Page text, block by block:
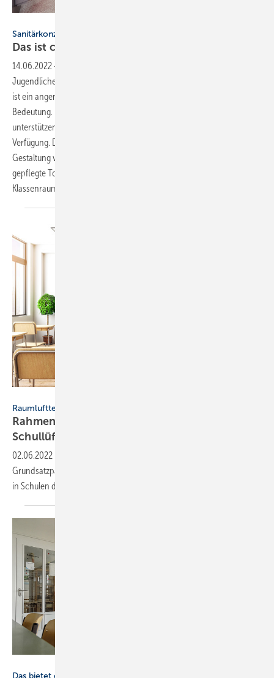
Sanitärkonzepte für Schultoiletten
Das ist chillig,
14.06.2022 -
Jugendliche verbringen einen Großteil ihrer Zeit in der Schule. Daher
ist ein angenehmes und angemessenes Lernumfeld von besonderer
Bedeutung. Um Planer und Architekten beim Bau von Schulen zu
unterstützen, stehen eine Vielzahl an Richtlinien und Regelwerken zur
Verfügung. Diese beinhalten auch Planungshinweise für die
Gestaltung von Sanitärräumen. Denn klar ist: Eine intakte und
gepflegte Toilette ist ebenso wichtig wie ein ansprechender
Klassenraum. Der Beitrag greift Grundlagen
Raumlufttechnik
Rahmenbedingungen für maschinelle
Schullüftungssysteme
02.06.2022
Grundsatzpapier, das die Mindestanforderungen an Lüftungssysteme
in Schulen definiert.
Das bietet die neue Messe Indoor-Air